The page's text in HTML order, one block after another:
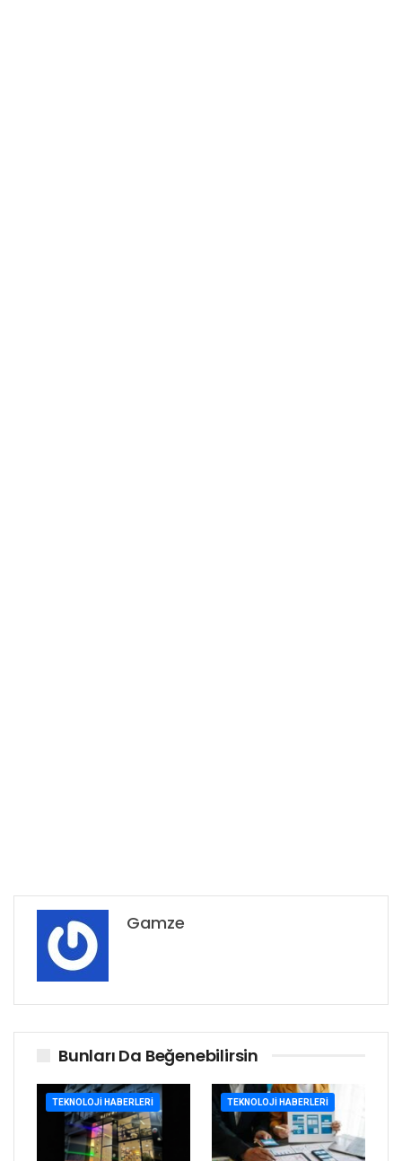
Gamze
Bunları Da Beğenebilirsin
TEKNOLOJI HABERLERI TEKNOLOJI HABERLERI